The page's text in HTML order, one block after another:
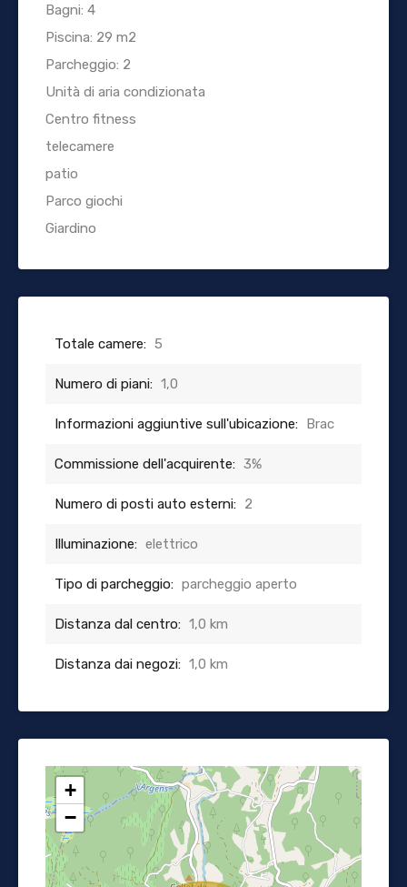
Bagni: 4
Piscina: 29 m2
Parcheggio: 2
Unità di aria condizionata
Centro fitness
telecamere
patio
Parco giochi
Giardino
Totale camere: 5
Numero di piani: 1,0
Informazioni aggiuntive sull'ubicazione: Brac
Commissione dell'acquirente: 3%
Numero di posti auto esterni: 2
Illuminazione: elettrico
Tipo di parcheggio: parcheggio aperto
Distanza dal centro: 1,0 km
Distanza dai negozi: 1,0 km
+
−